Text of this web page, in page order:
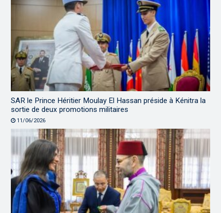
SAR le Prince Héritier Moulay El Hassan préside à Kénitra la
sortie de deux promotions militaires
11/06/2026